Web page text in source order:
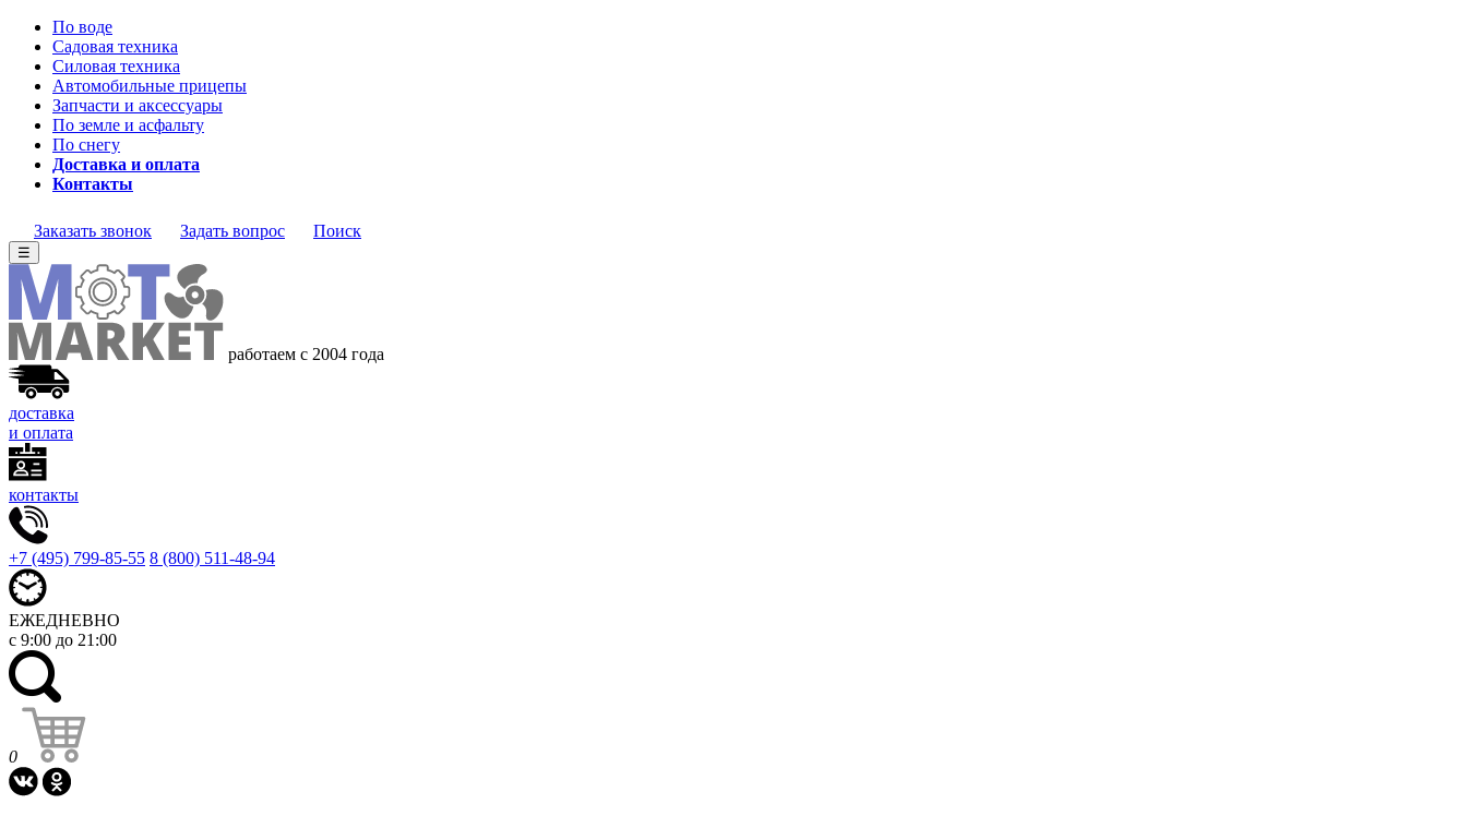
По воде
Садовая техника
Силовая техника
Автомобильные прицепы
Запчасти и аксессуары
По земле и асфальту
По снегу
Доставка и оплата
Контакты
Заказать звонок Задать вопрос Поиск
☰
работаем с 2004 года
доставка
и оплата
контакты
+7 (495) 799-85-55 8 (800) 511-48-94
ЕЖЕДНЕВНО
с 9:00 до 21:00
0